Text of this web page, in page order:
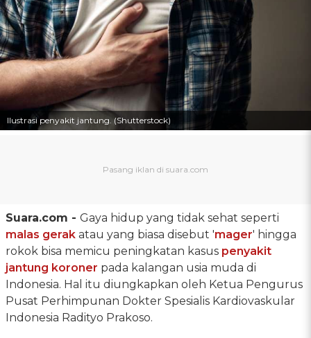
Ilustrasi penyakit jantung. (Shutterstock)
Suara.com - Gaya hidup yang tidak sehat seperti
malas gerak atau yang biasa disebut 'mager' hingga
rokok bisa memicu peningkatan kasus penyakit
jantung koroner pada kalangan usia muda di
Indonesia. Hal itu diungkapkan oleh Ketua Pengurus
Pusat Perhimpunan Dokter Spesialis Kardiovaskular
Indonesia Radityo Prakoso.